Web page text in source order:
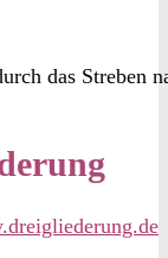
das Streben